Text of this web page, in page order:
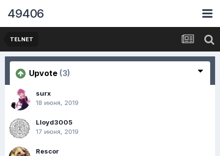
49406
TELNET
Upvote (3)
surx
18 июня, 2019
Lloyd3005
17 июня, 2019
Rescor